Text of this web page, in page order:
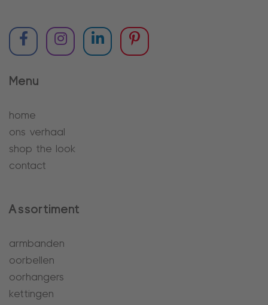
Menu
home
ons verhaal
shop the look
contact
Assortiment
armbanden
oorbellen
oorhangers
kettingen